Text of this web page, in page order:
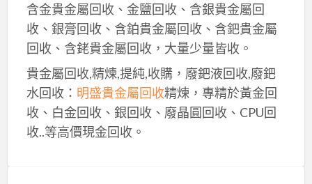
含金貴金屬回收、金鹽回收、含銀貴金屬回
收、銀膏回收、含鉑貴金屬回收、含鈀貴金屬
回收、含銠貴金屬回收，大量少量皆收。
貴金屬回收,精煉,提純,收購，廢鈀液回收,廢鈀
水回收： 明盛貴金屬回收精煉，專精於黃金回
收、白金回收、銀回收、廢晶圓回收、CPU回
收..等高價現金回收。